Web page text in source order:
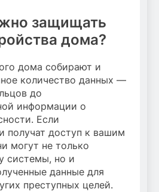
защищать
дома?
дома собирают и
количество данных —
до
информации о
Если
получат доступ к вашим
могут не только
системы, но и
данные для
преступных целей.